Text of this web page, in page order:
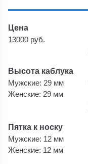
Цена
13000 руб.
Высота каблука
Мужские: 29 мм
Женские: 29 мм
Пятка к носку
Мужские: 12 мм
Женские: 12 мм